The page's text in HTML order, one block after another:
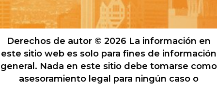
Derechos de autor © 2026 La información en
este sitio web es solo para fines de información
general. Nada en este sitio debe tomarse como
asesoramiento legal para ningún caso o